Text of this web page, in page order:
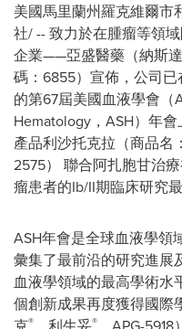
美國馬里蘭州羅克維爾市
社/ -- 致力於在腫瘤等領
企業——亞盛醫藥（納斯
碼：6855）宣佈，公司
的第67屆美國血液學會（
Hematology，ASH）年
產品利沙托克拉（商品名
2575） 聯合阿扎胞甘治
瘤患者的Ib/II期臨床研究最
ASH年會是全球血液學領
彙集了最前沿的研究進展
血液學領域的最高學術水
個創新成果再度獲得國際
® ®